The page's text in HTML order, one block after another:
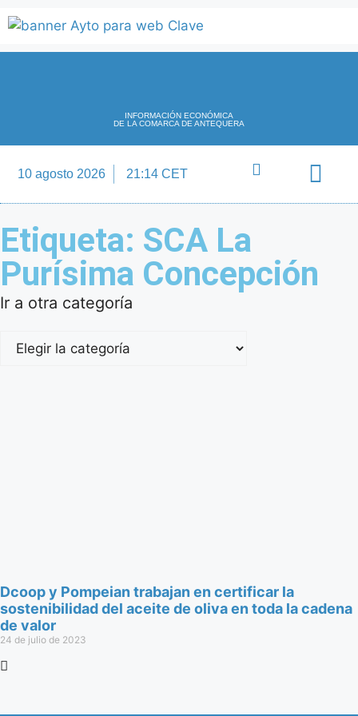
INFORMACIÓN ECONÓMICA
DE LA COMARCA DE ANTEQUERA
10 agosto 2026 21:14 CET
Etiqueta: SCA La
Purísima Concepción
Ir a otra categoría
Dcoop y Pompeian trabajan en certificar la
sostenibilidad del aceite de oliva en toda la cadena
de valor
24 de julio de 2023